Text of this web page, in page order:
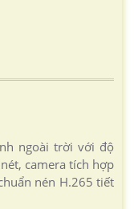
ngoài trời với độ
camera tích hợp
nén H.265 tiết